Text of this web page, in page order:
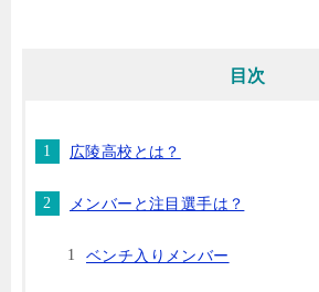
目次
広陵高校とは？
メンバーと注目選手は？
ベンチ入りメンバー